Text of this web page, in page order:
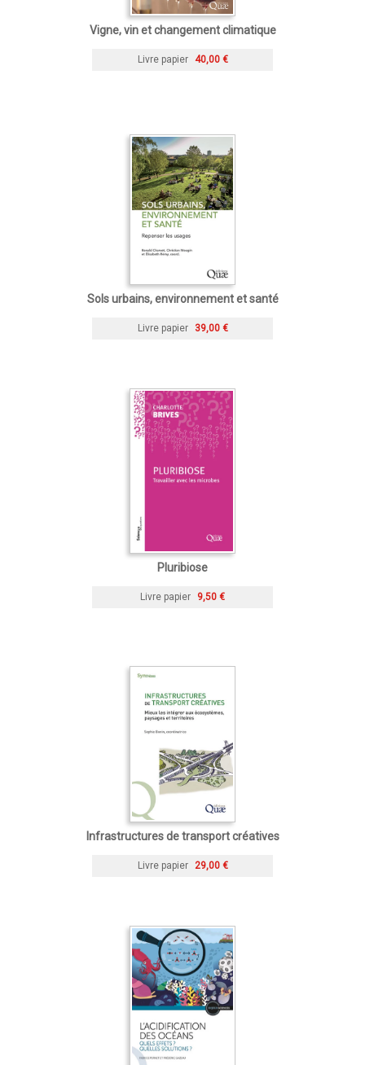
Vigne, vin et changement climatique
Livre papier 40,00 €
Sols urbains, environnement et santé
Livre papier 39,00 €
Pluribiose
Livre papier 9,50 €
Infrastructures de transport créatives
Livre papier 29,00 €